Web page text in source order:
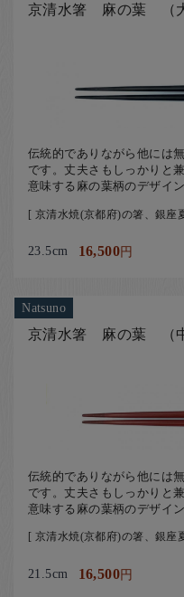
京清水箸 麻の葉 （
伝統的でありながら他には
です。丈夫さもしっかりと
意味する麻の葉柄のデザイン
[ 京清水焼(京都府)の箸、銀座
23.5cm 16,500円
Natsuno
京清水箸 麻の葉 （
伝統的でありながら他には
です。丈夫さもしっかりと
意味する麻の葉柄のデザイン
[ 京清水焼(京都府)の箸、銀座
21.5cm 16,500円